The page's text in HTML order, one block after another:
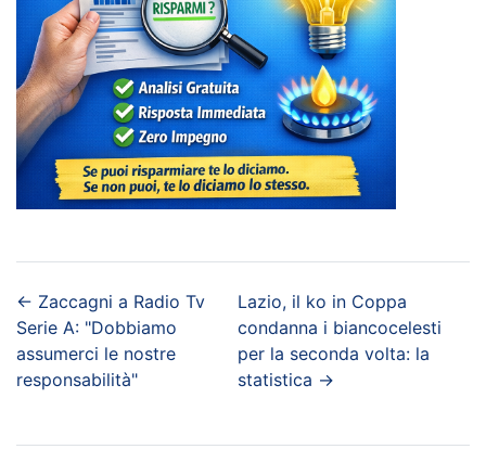
← Zaccagni a Radio Tv
Serie A: "Dobbiamo
assumerci le nostre
responsabilità"
Lazio, il ko in Coppa
condanna i biancocelesti
per la seconda volta: la
statistica →